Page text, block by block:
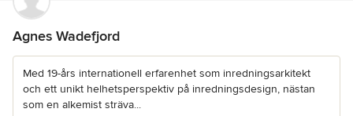
Agnes Wadefjord
Med 19-års internationell erfarenhet som inredningsarkitekt
och ett unikt helhetsperspektiv på inredningsdesign, nästan
som en alkemist sträva...